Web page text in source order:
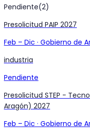
Pendiente(2)
Presolicitud PAIP 2027
Feb – Dic · Gobierno de
industria
Pendiente
Presolicitud STEP -
Aragón) 2027
Feb – Dic · Gobierno de